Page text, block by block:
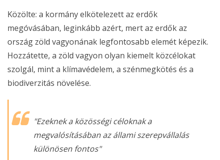
Közölte: a kormány elkötelezett az erdők
megóvásában, leginkább azért, mert az erdők az
ország zöld vagyonának legfontosabb elemét képezik.
Hozzátette, a zöld vagyon olyan kiemelt közcélokat
szolgál, mint a klímavédelem, a szénmegkötés és a
biodiverzitás növelése.
"Ezeknek a közösségi céloknak a
megvalósításában az állami szerepvállalás
különösen fontos"